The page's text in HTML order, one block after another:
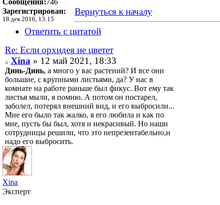
Зарегистрирован:
18 дек 2016, 13:15
Вернуться к началу
Ответить с цитатой
Re: Если орхидея не цветет
Xina » 12 май 2021, 18:33
Динь-Динь, а много у вас растений? И все они
большие, с крупными листьями, да? У нас в
комнате на работе раньше был фикус. Вот ему так
листья мыли, я помню. А потом он постарел,
заболел, потерял внешний вид, и его выбросили...
Мне его было так жалко, я его любила и как по
мне, пусть бы был, хотя и некрасивый. Но наши
сотрудницы решили, что это непрезентабельно,и
надо его выбросить.
Xina
Эксперт